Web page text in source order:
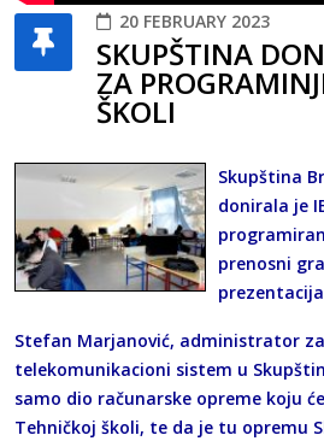
20 FEBRUARY 2023
SKUPŠTINA
ZA
ŠKOLI
Skupština
donirala je
prenosni
Stefan Marjanović, administrator
telekomunikacioni sistem u
samo dio računarske opreme koju
Tehničkoj školi, te da je tu opremu